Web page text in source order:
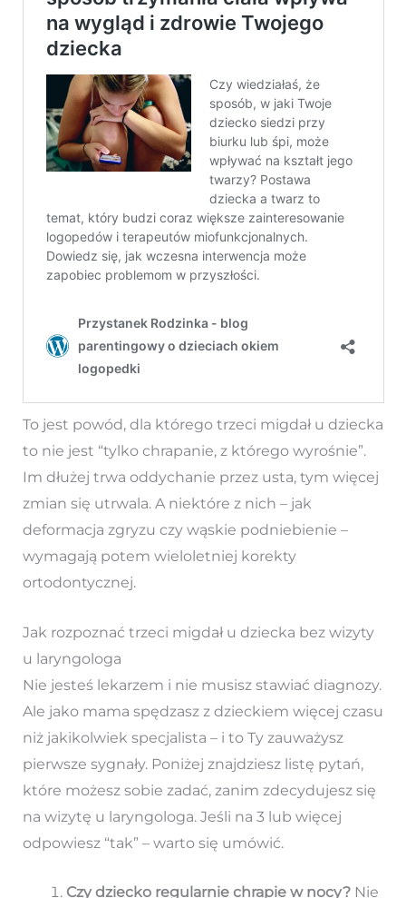
To jest powód, dla którego trzeci migdał u dziecka
to nie jest “tylko chrapanie, z którego wyrośnie”.
Im dłużej trwa oddychanie przez usta, tym więcej
zmian się utrwala. A niektóre z nich – jak
deformacja zgryzu czy wąskie podniebienie –
wymagają potem wieloletniej korekty
ortodontycznej.
Jak rozpoznać trzeci migdał u dziecka bez wizyty
u laryngologa
Nie jesteś lekarzem i nie musisz stawiać diagnozy.
Ale jako mama spędzasz z dzieckiem więcej czasu
niż jakikolwiek specjalista – i to Ty zauważysz
pierwsze sygnały. Poniżej znajdziesz listę pytań,
które możesz sobie zadać, zanim zdecydujesz się
na wizytę u laryngologa. Jeśli na 3 lub więcej
odpowiesz “tak” – warto się umówić.
Czy dziecko regularnie chrapie w nocy?Nie